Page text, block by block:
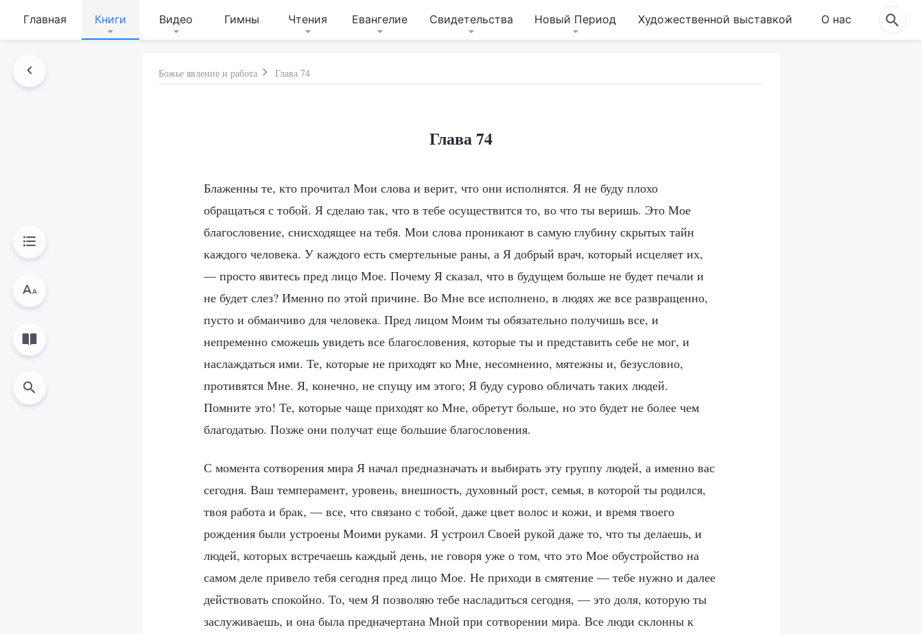
Главная Книги Видео Гимны Чтения Евангелие Свидетельства Новый Период Художественной выставкой О нас
Божье явление и работа Глава 74
Глава 74
Блаженны те, кто прочитал Мои слова и верит, что они исполнятся. Я не буду плохо
обращаться с тобой. Я сделаю так, что в тебе осуществится то, во что ты веришь. Это Мое
благословение, снисходящее на тебя. Мои слова проникают в самую глубину скрытых тайн
каждого человека. У каждого есть смертельные раны, а Я добрый врач, который исцеляет их,
— просто явитесь пред лицо Мое. Почему Я сказал, что в будущем больше не будет печали и
не будет слез? Именно по этой причине. Во Мне все исполнено, в людях же все развращенно,
пусто и обманчиво для человека. Пред лицом Моим ты обязательно получишь все, и
непременно сможешь увидеть все благословения, которые ты и представить себе не мог, и
наслаждаться ими. Те, которые не приходят ко Мне, несомненно, мятежны и, безусловно,
противятся Мне. Я, конечно, не спущу им этого; Я буду сурово обличать таких людей.
Помните это! Те, которые чаще приходят ко Мне, обретут больше, но это будет не более чем
благодатью. Позже они получат еще большие благословения.
С момента сотворения мира Я начал предназначать и выбирать эту группу людей, а именно вас
сегодня. Ваш темперамент, уровень, внешность, духовный рост, семья, в которой ты родился,
твоя работа и брак, — все, что связано с тобой, даже цвет волос и кожи, и время твоего
рождения были устроены Моими руками. Я устроил Своей рукой даже то, что ты делаешь, и
людей, которых встречаешь каждый день, не говоря уже о том, что это Мое обустройство на
самом деле привело тебя сегодня пред лицо Мое. Не приходи в смятение — тебе нужно и далее
действовать спокойно. То, чем Я позволяю тебе насладиться сегодня, — это доля, которую ты
заслуживаешь, и она была предначертана Мной при сотворении мира. Все люди склонны к